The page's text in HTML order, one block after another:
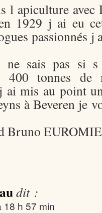
l apiculture avec
1929 j ai eu
passionnés j
ne sais pas si
400 tonnes de
ai mis au point
à Beveren je
Bruno
dit :
18 h 57 min